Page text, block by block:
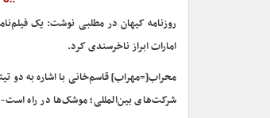
روزنامه کیهان در مطلبی نوشت: یک
امارات ابراز ناخرسندی کرد.
محراب[=مهراب] قاسم‌خانی با اشاره به دو
شرکت‌های بین‌المللی؛ موشک‌ها در راه است-